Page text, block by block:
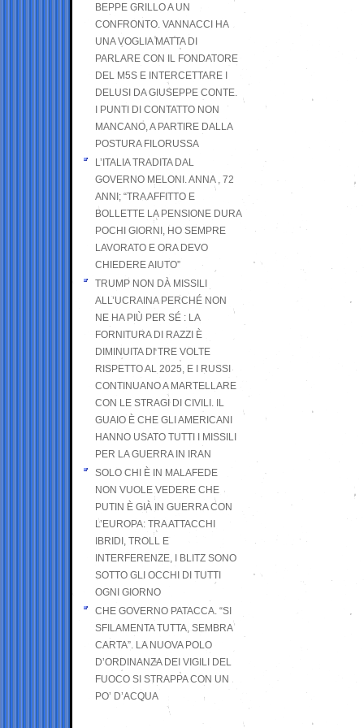
BEPPE GRILLO A UN
CONFRONTO. VANNACCI HA
UNA VOGLIA MATTA DI
PARLARE CON IL FONDATORE
DEL M5S E INTERCETTARE I
DELUSI DA GIUSEPPE CONTE.
I PUNTI DI CONTATTO NON
MANCANO, A PARTIRE DALLA
POSTURA FILORUSSA
L’ITALIA TRADITA DAL
GOVERNO MELONI. ANNA , 72
ANNI; “TRA AFFITTO E
BOLLETTE LA PENSIONE DURA
POCHI GIORNI, HO SEMPRE
LAVORATO E ORA DEVO
CHIEDERE AIUTO”
TRUMP NON DÀ MISSILI
ALL’UCRAINA PERCHÉ NON
NE HA PIÙ PER SÉ : LA
FORNITURA DI RAZZI È
DIMINUITA DI TRE VOLTE
RISPETTO AL 2025, E I RUSSI
CONTINUANO A MARTELLARE
CON LE STRAGI DI CIVILI. IL
GUAIO È CHE GLI AMERICANI
HANNO USATO TUTTI I MISSILI
PER LA GUERRA IN IRAN
SOLO CHI È IN MALAFEDE
NON VUOLE VEDERE CHE
PUTIN È GIÀ IN GUERRA CON
L’EUROPA: TRA ATTACCHI
IBRIDI, TROLL E
INTERFERENZE, I BLITZ SONO
SOTTO GLI OCCHI DI TUTTI
OGNI GIORNO
CHE GOVERNO PATACCA. “SI
SFILAMENTA TUTTA, SEMBRA
CARTA”. LA NUOVA POLO
D’ORDINANZA DEI VIGILI DEL
FUOCO SI STRAPPA CON UN
PO’ D’ACQUA